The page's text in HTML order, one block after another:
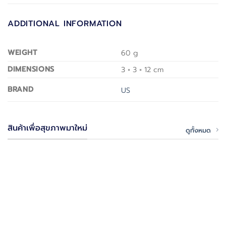
ADDITIONAL INFORMATION
WEIGHT
60 g
DIMENSIONS
3 × 3 × 12 cm
BRAND
US
สินค้าเพื่อสุขภาพมาใหม่ ดูทั้งหมด